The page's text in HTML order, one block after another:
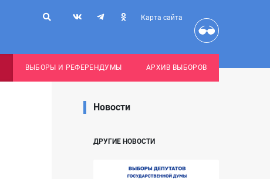
Карта сайта
ВЫБОРЫ И РЕФЕРЕНДУМЫ АРХИВ ВЫБОРОВ
Новости
ДРУГИЕ НОВОСТИ